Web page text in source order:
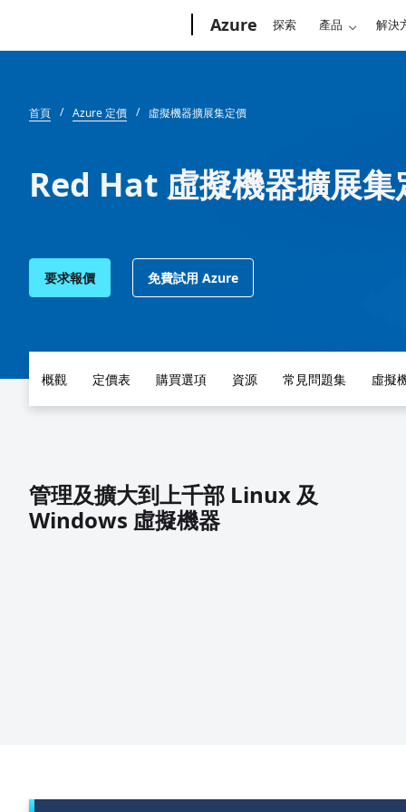
Azure 探索 產品 解決
首頁 Azure 定價 虛擬機器擴展集定價
Red Hat 虛擬機器擴展集
要求報價 免費試用 Azure
概觀 定價表 購買選項 資源 常見問題集 虛擬
管理及擴大到上千部 Linux 及
Windows 虛擬機器